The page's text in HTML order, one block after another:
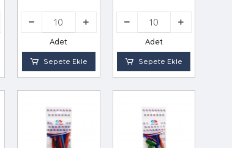
Adet
Sepete Ekle
Adet
Sepete Ekle